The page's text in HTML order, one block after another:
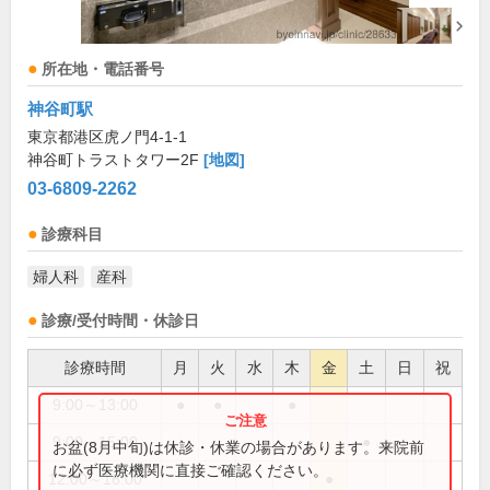
所在地・電話番号
神谷町駅
東京都港区虎ノ門4-1-1
神谷町トラストタワー2F [地図]
03-6809-2262
診療科目
婦人科 産科
診療/受付時間・休診日
診療時間 月 火 水 木 金 土 日 祝
9:00～15:00
12:00～16:00
お盆(8月中旬)は休診・休業の場合があります。来院前
に必ず医療機関に直接ご確認ください。